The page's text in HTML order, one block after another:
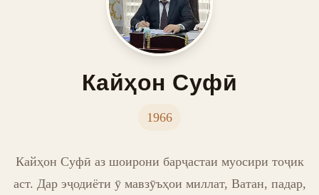
Кайҳон Суфӣ
1966
Кайҳон Суфӣ аз шоирони барҷастаи муосири тоҷик
аст. Дар эҷодиёти ӯ мавзӯъҳои миллат, Ватан, падар,